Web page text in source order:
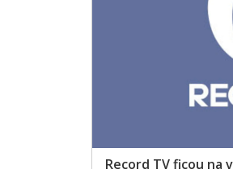
Record TV ficou na